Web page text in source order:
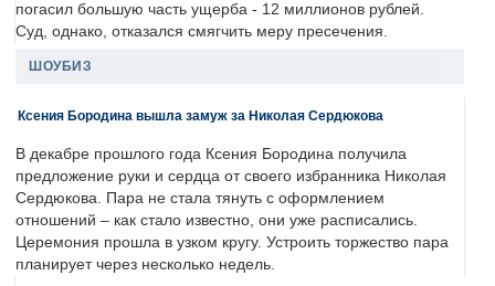
погасил большую часть ущерба - 12 миллионов рублей.
Суд, однако, отказался смягчить меру пресечения.
ШОУБИЗ
Ксения Бородина вышла замуж за Николая Сердюкова
В декабре прошлого года Ксения Бородина получила
предложение руки и сердца от своего избранника Николая
Сердюкова. Пара не стала тянуть с оформлением
отношений – как стало известно, они уже расписались.
Церемония прошла в узком кругу. Устроить торжество пара
планирует через несколько недель.